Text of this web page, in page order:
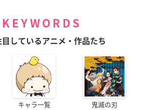
KEYWORDS
しているアニメ・作品たち
キャラ一覧 鬼滅の刃